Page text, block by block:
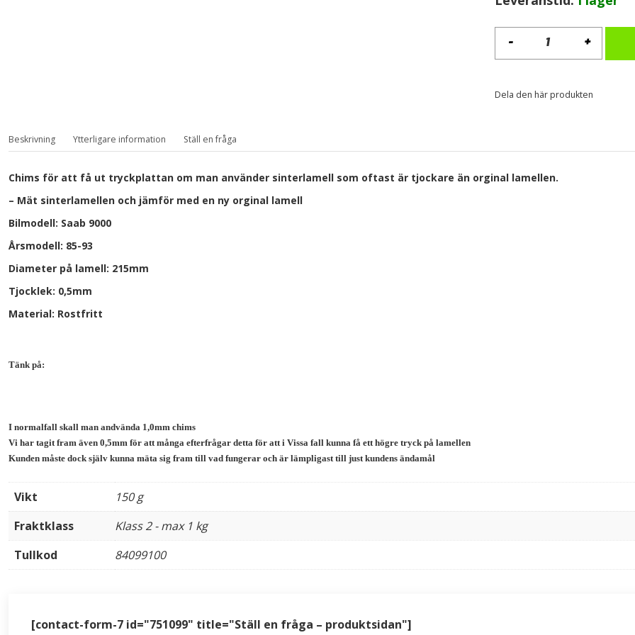
-
Saab
9000
93
215mm
+
Dela den här produkten
Beskrivning Ytterligare information Ställ en fråga
Chims för att få ut tryckplattan om man använder sinterlamell som oftast är tjockare än orginal lamellen.
– Mät sinterlamellen och jämför med en ny orginal lamell
Bilmodell: Saab 9000
Årsmodell: 85-93
Diameter på lamell: 215mm
Tjocklek: 0,5mm
Material: Rostfritt
Tänk på:
I normalfall skall man andvända 1,0mm chims
Vi har tagit fram även 0,5mm för att många efterfrågar detta för att i Vissa fall kunna få ett högre tryck på lamellen
Kunden måste dock själv kunna mäta sig fram till vad fungerar och är lämpligast till just kundens ändamål
Vikt
150 g
Fraktklass
Klass 2 - max 1 kg
Tullkod
84099100
[contact-form-7 id="751099" title="Ställ en fråga – produktsidan"]